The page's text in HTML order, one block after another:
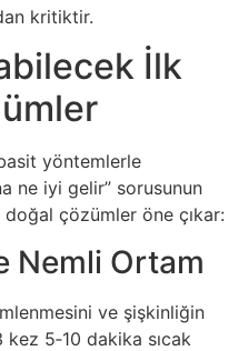
kritiktir.
İlk
yöntemlerle
ne iyi gelir” sorusunun
doğal çözümler öne çıkar:
Nemli Ortam
ve şişkinliğin
kez 5‑10 dakika sıcak